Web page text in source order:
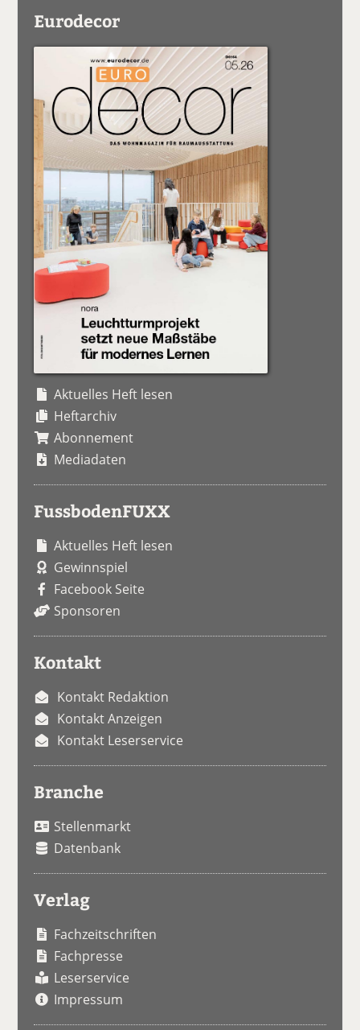
Eurodecor
Aktuelles Heft lesen
Heftarchiv
Abonnement
Mediadaten
FussbodenFUXX
Aktuelles Heft lesen
Gewinnspiel
Facebook Seite
Sponsoren
Kontakt
Kontakt Redaktion
Kontakt Anzeigen
Kontakt Leserservice
Branche
Stellenmarkt
Datenbank
Verlag
Fachzeitschriften
Fachpresse
Leserservice
Impressum